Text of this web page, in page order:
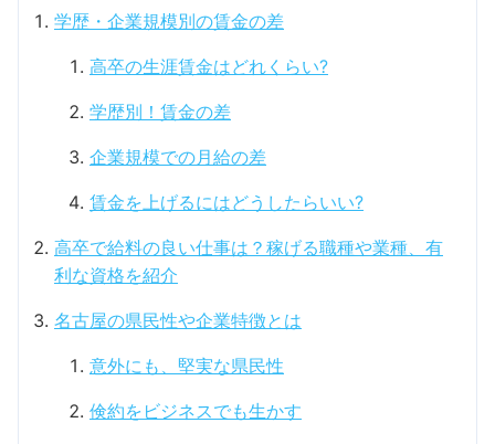
学歴・企業規模別の賃金の差
高卒の生涯賃金はどれくらい?
学歴別！賃金の差
企業規模での月給の差
賃金を上げるにはどうしたらいい?
高卒で給料の良い仕事は？稼げる職種や業種、有
利な資格を紹介
名古屋の県民性や企業特徴とは
意外にも、堅実な県民性
倹約をビジネスでも生かす